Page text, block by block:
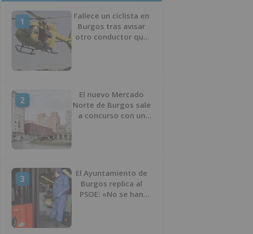
1
Fallece un ciclista en
Burgos tras avisar
otro conductor que
2
El nuevo Mercado
Norte de Burgos sale
a concurso con un
3
El Ayuntamiento de
Burgos replica al
PSOE: «No se han